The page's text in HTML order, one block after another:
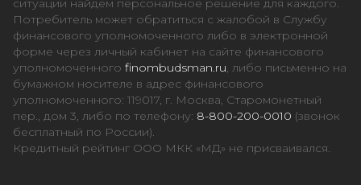
ситуации найдем персональное решение для каждого.
Потребитель может обратиться с жалобой в Службу
финансового уполномоченного либо в электронной
форме через личный кабинет на сайте финансового
уполномоченного finombudsman.ru, либо письменно на
бумажном носителе в адрес финансового
уполномоченного: 119017, г. Москва, Старомонетный
пер., дом 3, либо по телефону: 8-800-200-0010 (звонок
бесплатный по России).
Кредитный рейтинг ООО МКК «МД» не присваивался.